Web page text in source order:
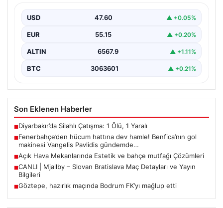
USD 47.60 ▲ +0.05%
EUR 55.15 ▲ +0.20%
ALTIN 6567.9 ▲ +1.11%
BTC 3063601 ▲ +0.21%
Son Eklenen Haberler
■Diyarbakır’da Silahlı Çatışma: 1 Ölü, 1 Yaralı
■Fenerbahçe’den hücum hattına dev hamle! Benfica’nın gol
makinesi Vangelis Pavlidis gündemde…
■Açık Hava Mekanlarında Estetik ve bahçe mutfağı Çözümleri
■CANLI | Mjallby – Slovan Bratislava Maç Detayları ve Yayın
Bilgileri
■Göztepe, hazırlık maçında Bodrum FK’yı mağlup etti